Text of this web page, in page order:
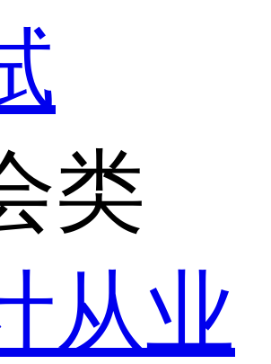
类
从业